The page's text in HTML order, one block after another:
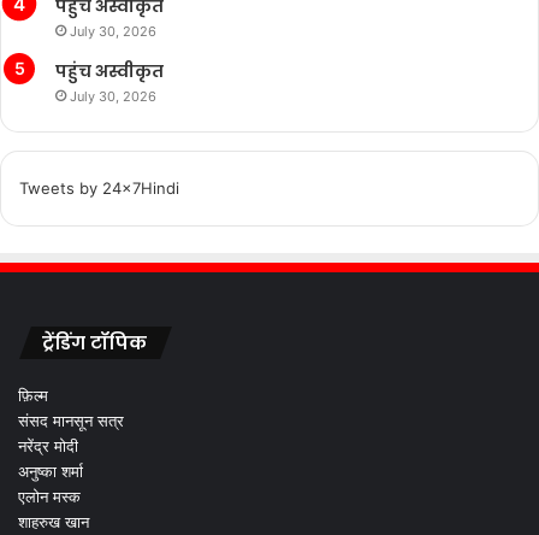
पहुंच अस्वीकृत
July 30, 2026
पहुंच अस्वीकृत
July 30, 2026
Tweets by 24x7Hindi
ट्रेंडिंग टॉपिक
फ़िल्म
संसद मानसून सत्र
नरेंद्र मोदी
अनुष्का शर्मा
एलोन मस्क
शाहरुख खान